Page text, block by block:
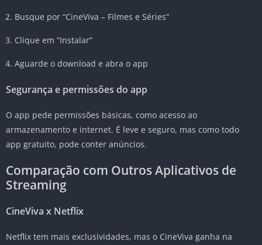
Busque por “CineViva – Filmes e Séries”
Clique em “Instalar”
Aguarde o download e abra o app
Segurança e permissões do app
O app pede permissões básicas, como acesso ao
armazenamento e internet. É leve e seguro, mas como todo
app gratuito, pode conter anúncios.
Comparação com Outros Aplicativos de
Streaming
CineViva x Netflix
Netflix tem mais exclusividades, mas o CineViva ganha na